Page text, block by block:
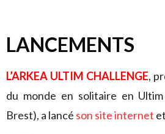
LANCEMENTS
L’ARKEA ULTIM CHALLENGE,
du monde en solitaire en
Brest), a lancé son site internet